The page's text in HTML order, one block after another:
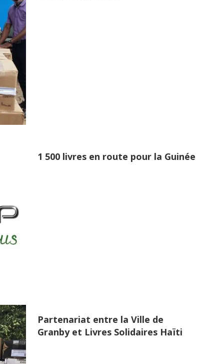
1 500 livres en route pour la Guinée
Partenariat entre la Ville de
Granby et Livres Solidaires Haïti